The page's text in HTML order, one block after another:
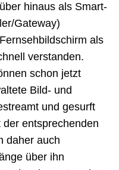
hinaus als Smart-
Gateway)
als
verstanden.
schon jetzt
Bild- und
und gesurft
entsprechenden
daher auch
über ihn